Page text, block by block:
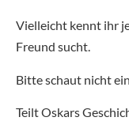
Vielleicht kennt ihr
Freund sucht.
Bitte schaut nicht
Teilt Oskars